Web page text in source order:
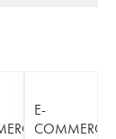
E-
COMMERCE